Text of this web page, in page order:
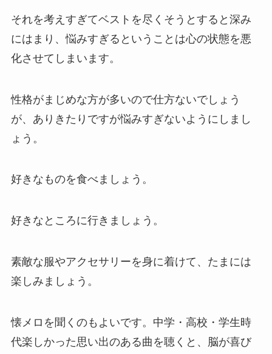
それを考えすぎてベストを尽くそうとすると深み
にはまり、悩みすぎるということは心の状態を悪
化させてしまいます。
性格がまじめな方が多いので仕方ないでしょう
が、ありきたりですが悩みすぎないようにしまし
ょう。
好きなものを食べましょう。
好きなところに行きましょう。
素敵な服やアクセサリーを身に着けて、たまには
楽しみましょう。
懐メロを聞くのもよいです。中学・高校・学生時
代楽しかった思い出のある曲を聴くと、脳が喜び